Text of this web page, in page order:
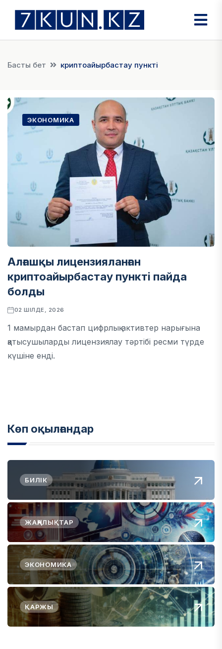
Басты бет криптоайырбастау пункті
ЭКОНОМИКА
Алғашқы лицензияланған
криптоайырбастау пункті пайда
болды
02 ШІЛДЕ, 2026
1 мамырдан бастап цифрлық активтер нарығына
қатысушыларды лицензиялау тәртібі ресми түрде
күшіне енді.
Көп оқылғандар
БИЛІК
ЖАҢАЛЫҚТАР
ЭКОНОМИКА
ҚАРЖЫ